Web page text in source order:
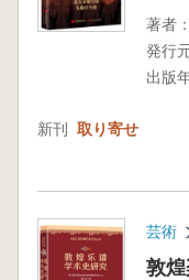
著者：
発行
出版
新刊 取り寄せ
芸術
敦